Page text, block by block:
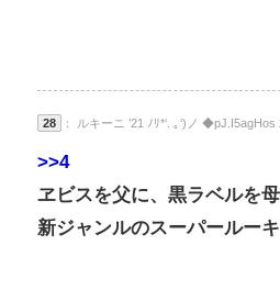
28 ： ルキーニ ’21 ﾉﾘ*‘. ｡‘)ノ
>>4
ヱビスを父に、黒ラベルを
新ジャンルのスーパールーキ